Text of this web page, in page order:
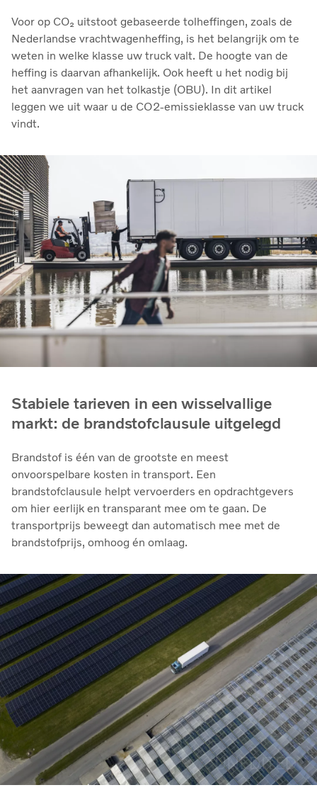
Voor op CO₂ uitstoot gebaseerde tolheffingen, zoals de
Nederlandse vrachtwagenheffing, is het belangrijk om te
weten in welke klasse uw truck valt. De hoogte van de
heffing is daarvan afhankelijk. Ook heeft u het nodig bij
het aanvragen van het tolkastje (OBU). In dit artikel
leggen we uit waar u de CO2-emissieklasse van uw truck
vindt.
Stabiele tarieven in een wisselvallige
markt: de brandstofclausule uitgelegd
Brandstof is één van de grootste en meest
onvoorspelbare kosten in transport. Een
brandstofclausule helpt vervoerders en opdrachtgevers
om hier eerlijk en transparant mee om te gaan. De
transportprijs beweegt dan automatisch mee met de
brandstofprijs, omhoog én omlaag.